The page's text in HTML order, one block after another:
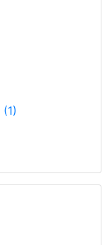
(1)